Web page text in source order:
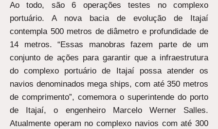
Ao todo, são 6 operações testes no complexo
portuário. A nova bacia de evolução de Itajaí
contempla 500 metros de diâmetro e profundidade de
14 metros. “Essas manobras fazem parte de um
conjunto de ações para garantir que a infraestrutura
do complexo portuário de Itajaí possa atender os
navios denominados mega ships, com até 350 metros
de comprimento”, comemora o superintende do porto
de Itajaí, o engenheiro Marcelo Werner Salles.
Atualmente operam no complexo navios com até 300